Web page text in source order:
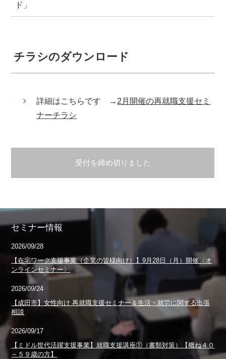
ド」
チラシのダウンロード
詳細はこちらです → 2月開催の再就職支援セミ
ナーチラシ
受付を締め切りました
セミナー情報
2026/09/28
【在宅ワーク支援事業（企業の皆様向け）】9月28日（月）開催〈オ
ンラインセミナー〉
2026/09/24
【成田市】女性向け 再就職支援セミナー＆生活・就労に関する出張
相談
2026/09/17
【ミドル世代活躍支援事業】就職支援講座①（書類対策）【概ね４０
～５９歳の方】